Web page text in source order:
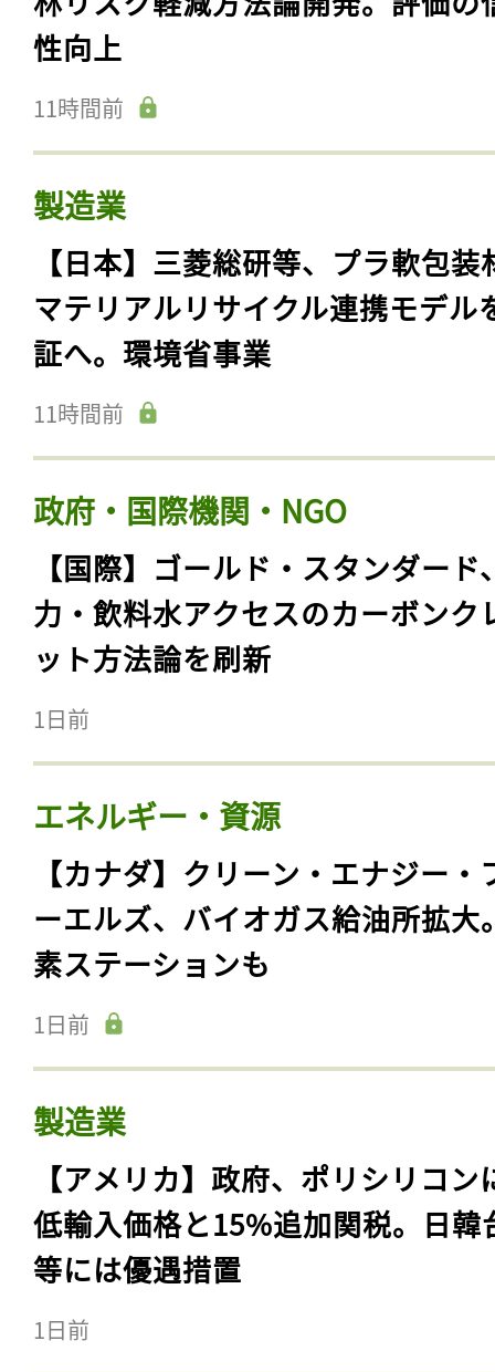
性向上
11時間前
製造業
【日本】三菱総研等、プラ軟包装
マテリアルリサイクル連携モデル
証へ。環境省事業
11時間前
政府・国際機関・NGO
【国際】ゴールド・スタンダード
力・飲料水アクセスのカーボンク
ット方法論を刷新
1日前
エネルギー・資源
【カナダ】クリーン・エナジー・
ーエルズ、バイオガス給油所拡大
素ステーションも
1日前
製造業
【アメリカ】政府、ポリシリコン
低輸入価格と15%追加関税。日韓
等には優遇措置
1日前